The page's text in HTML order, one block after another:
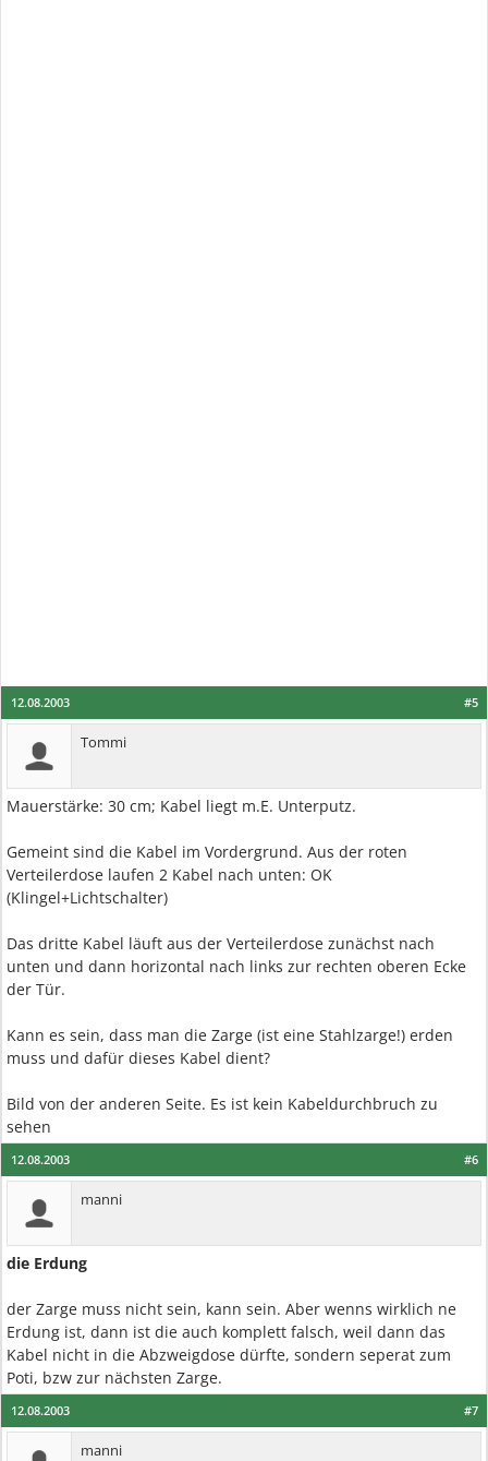
#5
12.08.2003
Tommi
Mauerstärke: 30 cm; Kabel liegt m.E. Unterputz.
Gemeint sind die Kabel im Vordergrund. Aus der roten
Verteilerdose laufen 2 Kabel nach unten: OK
(Klingel+Lichtschalter)
Das dritte Kabel läuft aus der Verteilerdose zunächst nach
unten und dann horizontal nach links zur rechten oberen Ecke
der Tür.
Kann es sein, dass man die Zarge (ist eine Stahlzarge!) erden
muss und dafür dieses Kabel dient?
Bild von der anderen Seite. Es ist kein Kabeldurchbruch zu
sehen
#6
12.08.2003
manni
die Erdung
der Zarge muss nicht sein, kann sein. Aber wenns wirklich ne
Erdung ist, dann ist die auch komplett falsch, weil dann das
Kabel nicht in die Abzweigdose dürfte, sondern seperat zum
Poti, bzw zur nächsten Zarge.
#7
12.08.2003
manni